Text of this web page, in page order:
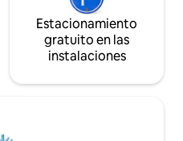
Estacionamiento
gratuito en las
instalaciones